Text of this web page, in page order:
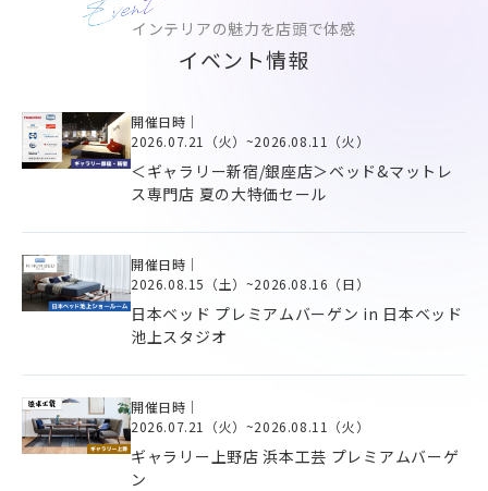
インテリアの魅力を店頭で体感
イベント情報
開催日時｜
2026.07.21（火） ~2026.08.11（火）
＜ギャラリー新宿/銀座店＞ベッド&マットレ
ス専門店 夏の大特価セール
開催日時｜
2026.08.15（土） ~2026.08.16（日）
日本ベッド プレミアムバーゲン in 日本ベッド
池上スタジオ
開催日時｜
2026.07.21（火） ~2026.08.11（火）
ギャラリー上野店 浜本工芸 プレミアムバーゲ
ン